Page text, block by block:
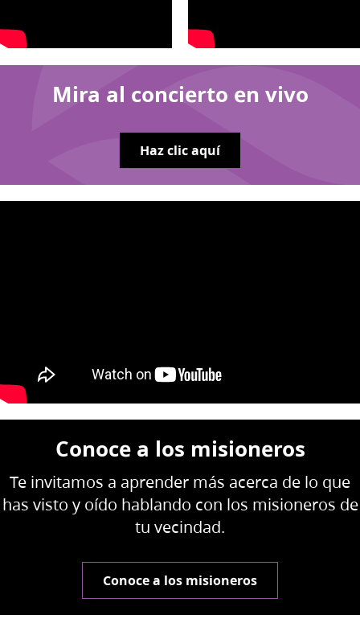
Mira al concierto en vivo
Haz clic aquí
Conoce a los misioneros
Te invitamos a aprender más acerca de lo que
has visto y oído hablando con los misioneros de
tu vecindad.
Conoce a los misioneros